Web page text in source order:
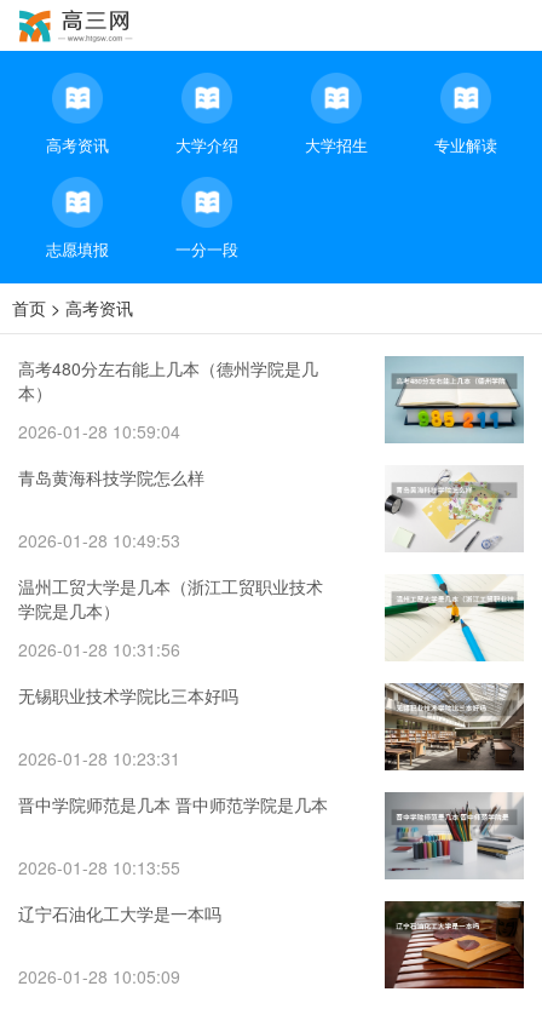
高考资讯 大学介绍 大学招生 专业解读
志愿填报 一分一段
首页 > 高考资讯
高考480分左右能上几本（德州学院是几
本）
2026-01-28 10:59:04
青岛黄海科技学院怎么样
2026-01-28 10:49:53
温州工贸大学是几本（浙江工贸职业技术
学院是几本）
2026-01-28 10:31:56
无锡职业技术学院比三本好吗
2026-01-28 10:23:31
晋中学院师范是几本 晋中师范学院是几本
2026-01-28 10:13:55
辽宁石油化工大学是一本吗
2026-01-28 10:05:09